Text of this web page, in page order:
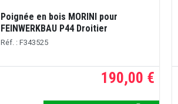
Poignée en bois MORINI pour
FEINWERKBAU P44 Droitier
Réf. : F343525
190,00 €